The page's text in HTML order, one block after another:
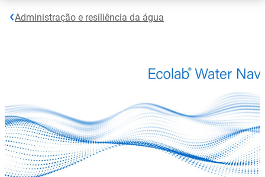
Administração e resiliência da água